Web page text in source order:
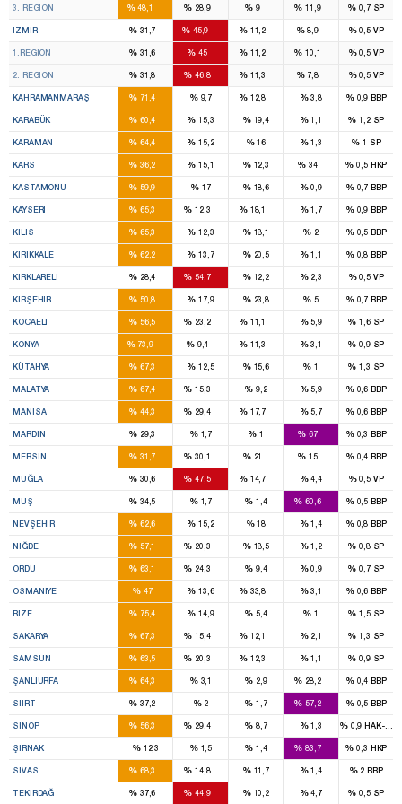
3. REGION %48,1 % 28,9 % 9 % 11,9 % 0,7 SP
IZMIR %31,7 %45,9 %11,2 %8,9 %0,5VP
1.REGION %31,6 % 45 %11,2 % 10,1 %0,5VP
2. REGION %31,8 % 46,8 %11,3 %7,8 %0,5VP
KAHRAMANMARAŞ %71,4 %9,7 %12,8 %3,8 %0,9BBP
KARABÜK %60,4 % 15,3 %19,4 %1,1 % 1,2 SP
KARAMAN %64,4 % 15,2 %16 %1,3 %1 SP
KARS %36,2 % 15,1 %12,3 % 34 % 0,5 HKP
KASTAMONU %59,9 % 17 %18,6 %0,9 %0,7BBP
KAYSERI %65,3 % 12,3 %18,1 %1,7 %0,9BBP
KILIS %65,3 % 12,3 %18,1 % 2 %0,5BBP
KIRIKKALE %62,2 % 13,7 %20,5 %1,1 %0,8BBP
KIRKLARELI %28,4 % 54,7 %12,2 %2,3 %0,5VP
KIRŞEHIR %50,8 % 17,9 %23,8 % 5 %0,7BBP
KOCAELI %56,5 % 23,2 %11,1 %5,9 % 1,6 SP
KONYA %73,9 %9,4 %11,3 %3,1 % 0,9 SP
KÜTAHYA %67,3 % 12,5 %15,6 % 1 % 1,3 SP
MALATYA %67,4 % 15,3 % 9,2 %5,9 %0,6BBP
MANISA %44,3 % 29,4 %17,7 %5,7 %0,6BBP
MARDIN %29,3 %1,7 %1 % 67 %0,3BBP
MERSIN %31,7 % 30,1 %21 % 15 %0,4BBP
MUĞLA %30,6 % 47,5 %14,7 %4,4 %0,5VP
MUŞ %34,5 %1,7 % 1,4 % 60,6 %0,5BBP
NEVŞEHIR %62,6 % 15,2 %18 %1,4 %0,8BBP
NIĞDE %57,1 % 20,3 %18,5 %1,2 % 0,8 SP
ORDU %63,1 % 24,3 % 9,4 %0,9 % 0,7 SP
OSMANIYE %47 % 13,6 %33,8 %3,1 %0,6BBP
RIZE %75,4 % 14,9 % 5,4 % 1 % 1,5 SP
SAKARYA %67,3 % 15,4 %12,1 %2,1 % 1,3 SP
SAMSUN %63,5 % 20,3 %12,3 %1,1 % 0,9 SP
ŞANLIURFA %64,3 %3,1 % 2,9 % 28,2 %0,4BBP
SIIRT %37,2 %2 % 1,7 % 57,2 %0,5BBP
SINOP %56,3 % 29,4 % 8,7 %1,3 %0,9HAK-PAR
ŞIRNAK %12,3 %1,5 % 1,4 % 83,7 % 0,3 HKP
SIVAS %68,3 % 14,8 %11,7 %1,4 %2BBP
TEKIRDAĞ %37,6 % 44,9 %10,2 %4,7 % 0,5 SP